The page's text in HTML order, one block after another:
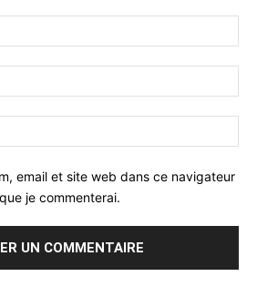
email et site web dans ce navigateur
je commenterai.